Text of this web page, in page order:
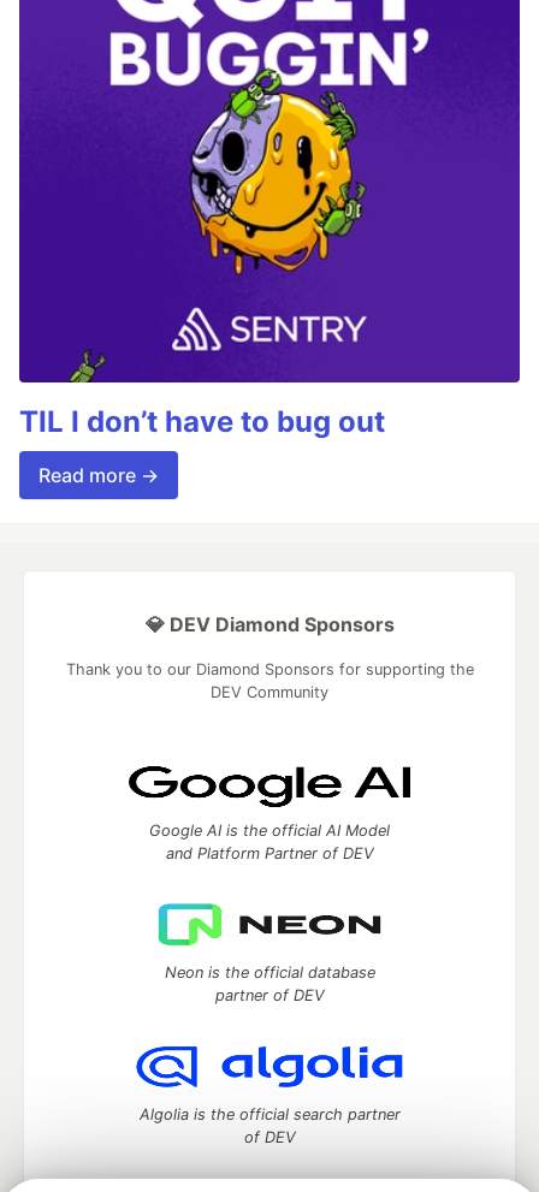
TIL I don’t have to bug out
Read more →
💎 DEV Diamond Sponsors
Thank you to our Diamond Sponsors for supporting the
DEV Community
Google AI is the official AI Model
and Platform Partner of DEV
Neon is the official database
partner of DEV
Algolia is the official search partner
of DEV